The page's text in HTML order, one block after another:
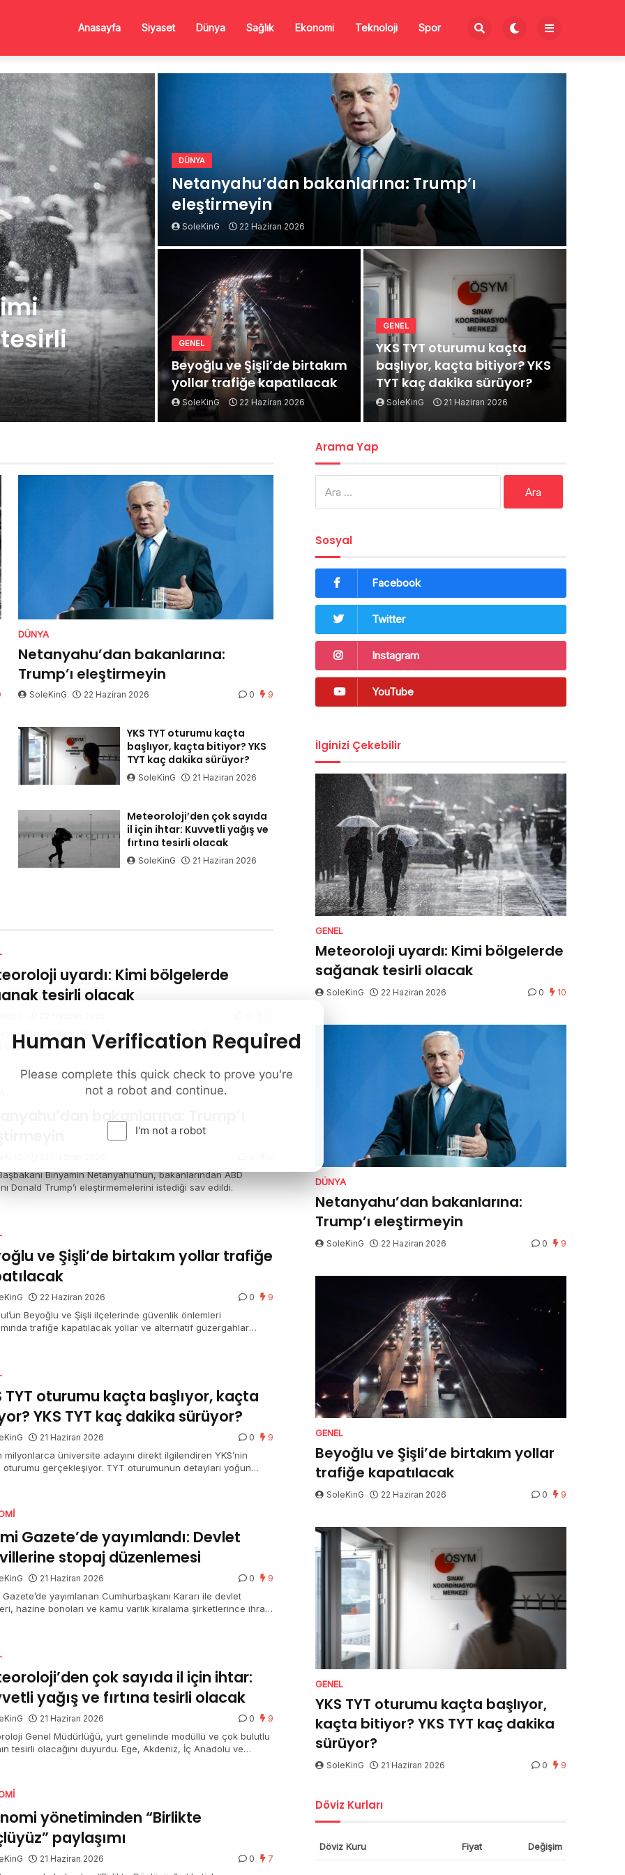
Anasayfa Siyaset Dünya Sağlık Ekonomi Teknoloji Spor
DÜNYA
Netanyahu’dan bakanlarına: Trump’ı
eleştirmeyin
SoleKinG 22 Haziran 2026
GENEL
Beyoğlu ve Şişli’de birtakım
yollar trafiğe kapatılacak
SoleKinG 22 Haziran 2026
GENEL
YKS TYT oturumu kaçta
başlıyor, kaçta bitiyor? YKS
TYT kaç dakika sürüyor?
SoleKinG 21 Haziran 2026
DÜNYA
Netanyahu’dan bakanlarına:
Trump’ı eleştirmeyin
SoleKinG 22 Haziran 2026 0 9
YKS TYT oturumu kaçta
başlıyor, kaçta bitiyor? YKS
TYT kaç dakika sürüyor?
SoleKinG 21 Haziran 2026
Meteoroloji’den çok sayıda
il için ihtar: Kuvvetli yağış ve
fırtına tesirli olacak
SoleKinG 21 Haziran 2026
uyardı: Kimi bölgelerde
tesirli olacak
Genel Müdürlüğü, Doğu Karadeniz ve Doğu Anadolu’nun
başta olmak üzere kimi bölgeler için sağanak ve gök
Ege kıyılarında ise kuvvetli rüzgar bekleniyor.
bakanlarına: Trump’ı
Binyamin Netanyahu’nun, bakanlarından ABD
Donald Trump’ı eleştirmemelerini istediği sav edildi.
ve Şişli’de birtakım yollar trafiğe
22 Haziran 2026 0 9
Beyoğlu ve Şişli ilçelerinde güvenlik önlemleri
trafiğe kapatılacak yollar ve alternatif güzergahlar
TYT oturumu kaçta başlıyor, kaçta
YKS TYT kaç dakika sürüyor?
21 Haziran 2026 0 9
milyonlarca üniversite adayını direkt ilgilendiren YKS’nin
oturumu gerçekleşiyor. TYT oturumunun detayları yoğun
sorusuna yanıt arıyor.
Gazete’de yayımlandı: Devlet
stopaj düzenlemesi
21 Haziran 2026 0 9
Gazete’de yayımlanan Cumhurbaşkanı Kararı ile devlet
hazine bonoları ve kamu varlık kiralama şirketlerince ihraç
çok sayıda il için ihtar:
yağış ve fırtına tesirli olacak
21 Haziran 2026 0 9
Genel Müdürlüğü, yurt genelinde modüllü ve çok bulutlu
tesirli olacağını duyurdu. Ege, Akdeniz, İç Anadolu ve
iç kesitleri için kuvvetli yağış uyarısı yapıldı. Doğu
güneydoğusu ile Güneydoğu Anadolu’nun doğusunda
taşınımı görülecek.
yönetiminden “Birlikte
paylaşımı
21 Haziran 2026 0 7
Arama Yap
Sosyal
Facebook
Twitter
Instagram
YouTube
İlginizi Çekebilir
GENEL
Meteoroloji uyardı: Kimi bölgelerde
sağanak tesirli olacak
SoleKinG 22 Haziran 2026 0 10
DÜNYA
Netanyahu’dan bakanlarına:
Trump’ı eleştirmeyin
SoleKinG 22 Haziran 2026 0 9
GENEL
Beyoğlu ve Şişli’de birtakım yollar
trafiğe kapatılacak
SoleKinG 22 Haziran 2026 0 9
GENEL
YKS TYT oturumu kaçta başlıyor,
kaçta bitiyor? YKS TYT kaç dakika
sürüyor?
SoleKinG 21 Haziran 2026 0 9
Döviz Kurları
Döviz Kuru Fiyat Değişim
Human Verification Required
Please complete this quick check to prove you're
not a robot and continue.
I'm not a robot